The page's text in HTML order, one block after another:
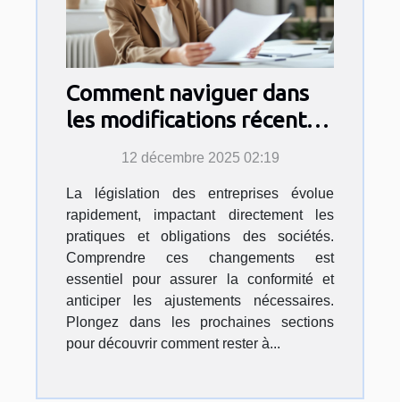
Comment naviguer dans
les modifications récentes
de la législation des
12 décembre 2025 02:19
La législation des entreprises évolue
rapidement, impactant directement les
pratiques et obligations des sociétés.
Comprendre ces changements est
essentiel pour assurer la conformité et
anticiper les ajustements nécessaires.
Plongez dans les prochaines sections
pour découvrir comment rester à...